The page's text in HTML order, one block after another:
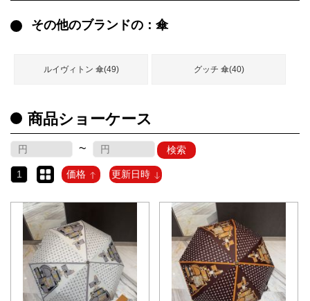
め
その他のブランドの：傘
ルイヴィトン 傘(49) グッチ 傘(40)
商品ショーケース
~ 検索
1 価格 更新日時